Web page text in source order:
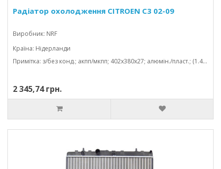
Радіатор охолодження CITROEN C3 02-09
Виробник: NRF
Країна: Нідерланди
Примітка: з/без конд.; акпп/мкпп; 402x380x27; алюмін./пласт.; (1.4/1.6); механічний
2 345,74 грн.